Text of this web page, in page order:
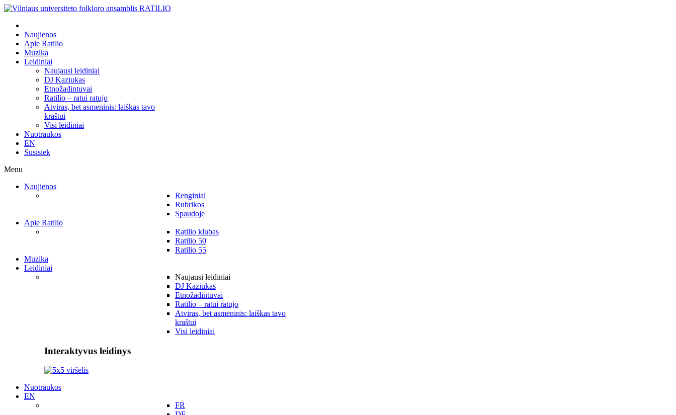
Naujienos
Apie Ratilio
Muzika
Leidiniai
Naujausi leidiniai
DJ Kaziukas
Etnožadintuvai
Ratilio – ratui ratujo
Atviras, bet asmeninis: laiškas tavo
kraštui
Visi leidiniai
Nuotraukos
EN
Susisiek
Menu
Naujienos
Renginiai
Rubrikos
Spaudoje
Apie Ratilio
Ratilio klubas
Ratilio 50
Ratilio 55
Muzika
Leidiniai
Naujausi leidiniai
DJ Kaziukas
Etnožadintuvai
Ratilio – ratui ratujo
Atviras, bet asmeninis: laiškas tavo
kraštui
Visi leidiniai
Interaktyvus leidinys
Nuotraukos
EN
FR